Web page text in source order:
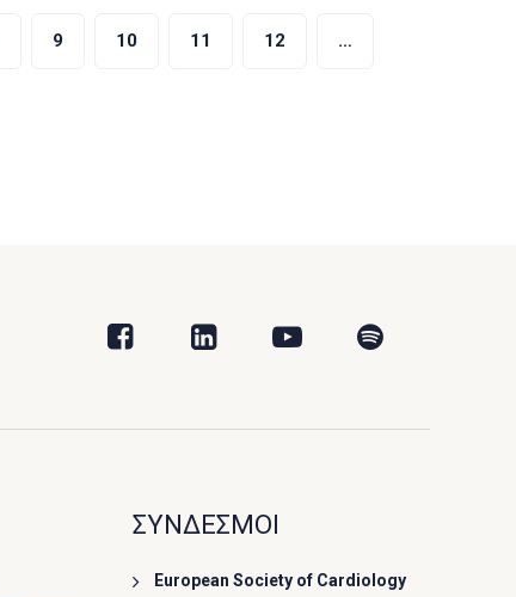
9 10 11 12 …
ΣΥΝΔΕΣΜΟΙ
European Society of Cardiology